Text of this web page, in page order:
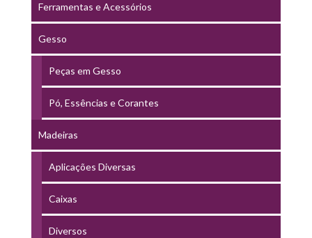
Ferramentas e Acessórios
Gesso
Peças em Gesso
Pó, Essências e Corantes
Madeiras
Aplicações Diversas
Caixas
Diversos